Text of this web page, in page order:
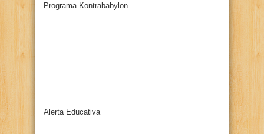
Programa Kontrababylon
Alerta Educativa